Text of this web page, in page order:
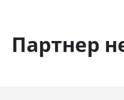
Партнер